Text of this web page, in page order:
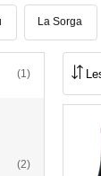
La Sorga
(1)
(2)